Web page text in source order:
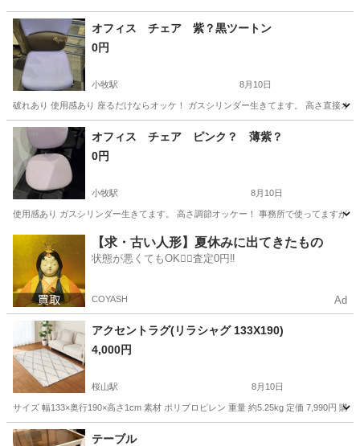
オフィス チェア 紫？黒ツートン
0円
小牧駅 8月10日
破れあり 使用感あり 座るだけならオッケ！ ガスシリンダー生きてます。 高さ直接
愛知 小牧市 椅子 オフィス
オフィス チェア ピンク？ 薄紫？
0円
小牧駅 8月10日
使用感あり ガスシリンダー生きてます。 高さ調節オッケー！ 事務所で使ってますが
小牧駅 椅子 オフィス
【求・古い人形】夏休みに出てきたもの
状態が悪くてもOK🙆‍♀️査定0円‼️
COYASH Ad
アクセントラグ(リラシャグ 133X190)
4,000円
桜山駅 8月10日
サイズ 幅133×奥行190×高さ1cm 素材 ポリプロピレン 重量 約5.25kg 定価 7,990円 購入
愛知 名古屋市 桜山駅
テーブル